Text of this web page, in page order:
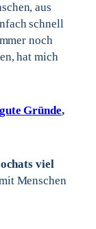
aus
schnell
noch
hat mich
Gründe,
viel
Menschen